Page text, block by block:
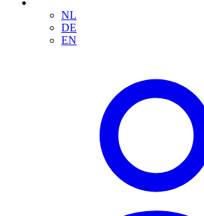
NL
DE
EN